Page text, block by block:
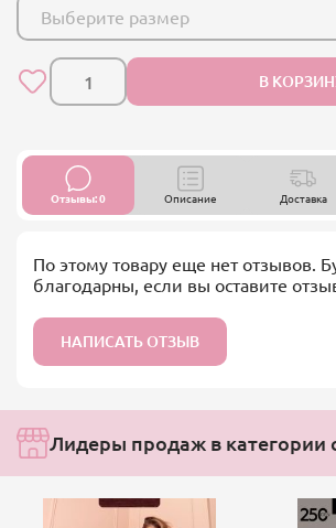
Выберите размер
В
Отзывы: 0 Описание Доставка
По этому товару еще нет отзывов.
благодарны, если вы оставите
НАПИСАТЬ ОТЗЫВ
Лидеры продаж в категории